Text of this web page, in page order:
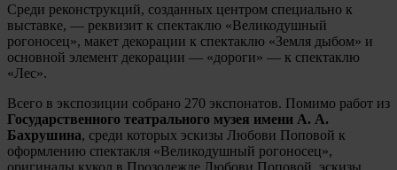
Среди реконструкций, созданных центром специально к
выставке, — реквизит к спектаклю «Великодушный
рогоносец», макет декорации к спектаклю «Земля дыбом» и
основной элемент декорации — «дороги» — к спектаклю
«Лес».
Всего в экспозиции собрано 270 экспонатов. Помимо работ из
Государственного театрального музея имени А. А.
Бахрушина, среди которых эскизы Любови Поповой к
оформлению спектакля «Великодушный рогоносец»,
оригиналы кукол в Прозодежде Любови Поповой, эскизы